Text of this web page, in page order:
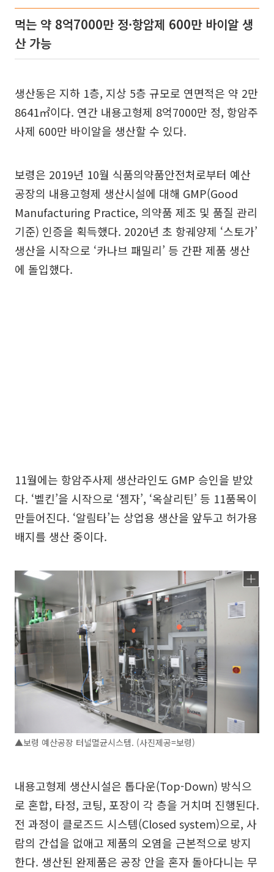
먹는 약 8억7000만 정·항암제 600만 바이알 생
산 가능
생산동은 지하 1층, 지상 5층 규모로 연면적은 약 2만
8641㎡이다. 연간 내용고형제 8억7000만 정, 항암주
사제 600만 바이알을 생산할 수 있다.
보령은 2019년 10월 식품의약품안전처로부터 예산
공장의 내용고형제 생산시설에 대해 GMP(Good
Manufacturing Practice, 의약품 제조 및 품질 관리
기준) 인증을 획득했다. 2020년 초 항궤양제 ‘스토가’
생산을 시작으로 ‘카나브 패밀리’ 등 간판 제품 생산
에 돌입했다.
11월에는 항암주사제 생산라인도 GMP 승인을 받았
다. ‘벨킨’을 시작으로 ‘젬자’, ‘옥살리틴’ 등 11품목이
만들어진다. ‘알림타’는 상업용 생산을 앞두고 허가용
배지를 생산 중이다.
▲보령 예산공장 터널멸균시스템. (사진제공=보령)
내용고형제 생산시설은 톱다운(Top-Down) 방식으
로 혼합, 타정, 코팅, 포장이 각 층을 거치며 진행된다.
전 과정이 클로즈드 시스템(Closed system)으로, 사
람의 간섭을 없애고 제품의 오염을 근본적으로 방지
한다. 생산된 완제품은 공장 안을 혼자 돌아다니는 무